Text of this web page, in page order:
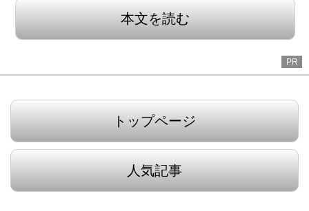
本文を読む
PR
トップページ
人気記事